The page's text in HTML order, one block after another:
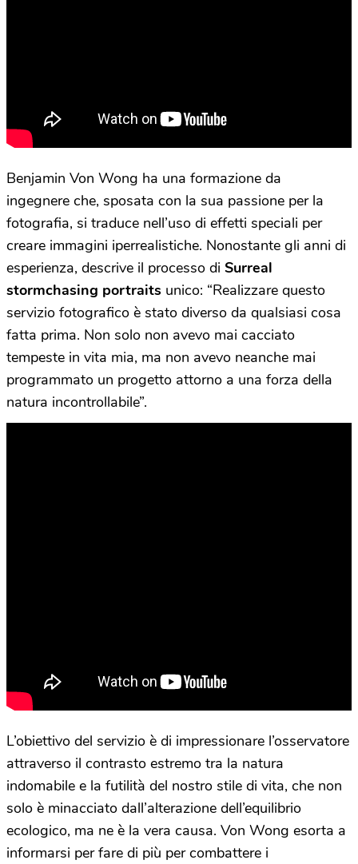
Benjamin Von Wong ha una formazione da
ingegnere che, sposata con la sua passione per la
fotografia, si traduce nell’uso di effetti speciali per
creare immagini iperrealistiche. Nonostante gli anni di
esperienza, descrive il processo di Surreal
stormchasing portraits unico: “Realizzare questo
servizio fotografico è stato diverso da qualsiasi cosa
fatta prima. Non solo non avevo mai cacciato
tempeste in vita mia, ma non avevo neanche mai
programmato un progetto attorno a una forza della
natura incontrollabile”.
L’obiettivo del servizio è di impressionare l’osservatore
attraverso il contrasto estremo tra la natura
indomabile e la futilità del nostro stile di vita, che non
solo è minacciato dall’alterazione dell’equilibrio
ecologico, ma ne è la vera causa. Von Wong esorta a
informarsi per fare di più per combattere i